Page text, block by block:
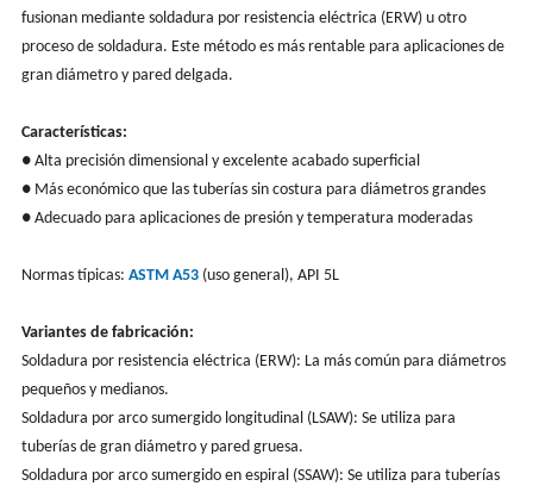
fusionan mediante soldadura por resistencia eléctrica (ERW) u otro
proceso de soldadura. Este método es más rentable para aplicaciones de
gran diámetro y pared delgada.
Características:
● Alta precisión dimensional y excelente acabado superficial
● Más económico que las tuberías sin costura para diámetros grandes
● Adecuado para aplicaciones de presión y temperatura moderadas
Normas típicas: ASTM A53(uso general), API 5L
Variantes de fabricación:
Soldadura por resistencia eléctrica (ERW): La más común para diámetros
pequeños y medianos.
Soldadura por arco sumergido longitudinal (LSAW): Se utiliza para
tuberías de gran diámetro y pared gruesa.
Soldadura por arco sumergido en espiral (SSAW): Se utiliza para tuberías